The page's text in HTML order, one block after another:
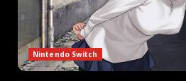
Nintendo Switch